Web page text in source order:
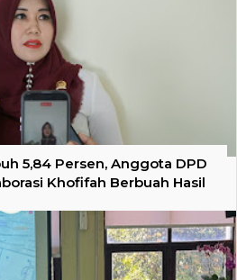
5,84 Persen, Anggota DPD
Khofifah Berbuah Hasil